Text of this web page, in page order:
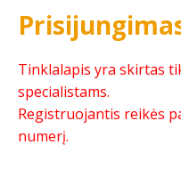
Tinklalapis yra skirtas
specialistams.
Registruojantis reikės
numerį.